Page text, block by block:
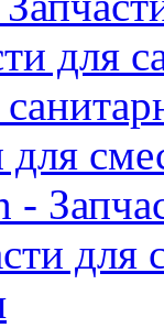
для
для
для